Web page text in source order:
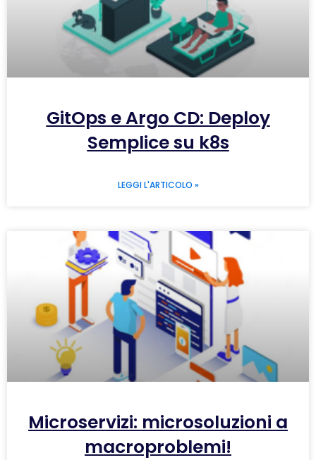
GitOps e Argo CD: Deploy
Semplice su k8s
LEGGI L'ARTICOLO »
Microservizi: microsoluzioni a
macroproblemi!